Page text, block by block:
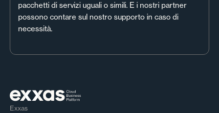
pacchetti di servizi uguali o simili. E i nostri partner
possono contare sul nostro supporto in caso di
necessità.
Exxas